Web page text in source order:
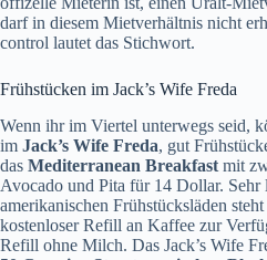
darf in diesem Mietverhältnis nicht
control lautet das Stichwort.
Frühstücken im Jack’s Wife Freda
Wenn ihr im Viertel unterwegs seid,
im Jack’s Wife Freda, gut
das Mediterranean Breakfast mit
Avocado und Pita für 14 Dollar. Sehr
amerikanischen Frühstücksläden
kostenloser Refill an Kaffee zur
Refill ohne Milch. Das Jack’s Wife